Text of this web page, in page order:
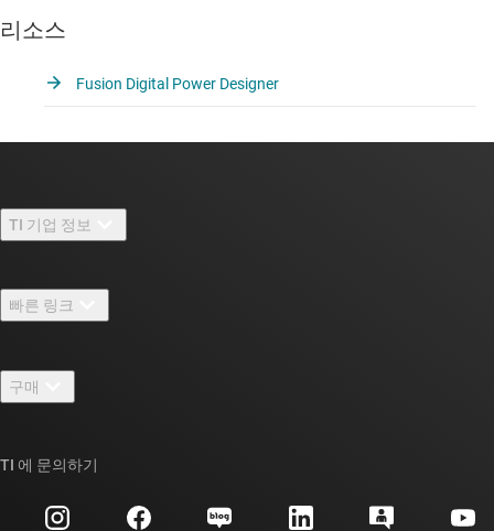
리소스
Fusion Digital Power Designer
TI 기업 정보
채용
뉴스룸
이벤트
투자 관계
빠른 링크
TI E2E™ 설계 지원 포럼
대체품 검색
고객 지원 센터
구매
TI 에 문의하기